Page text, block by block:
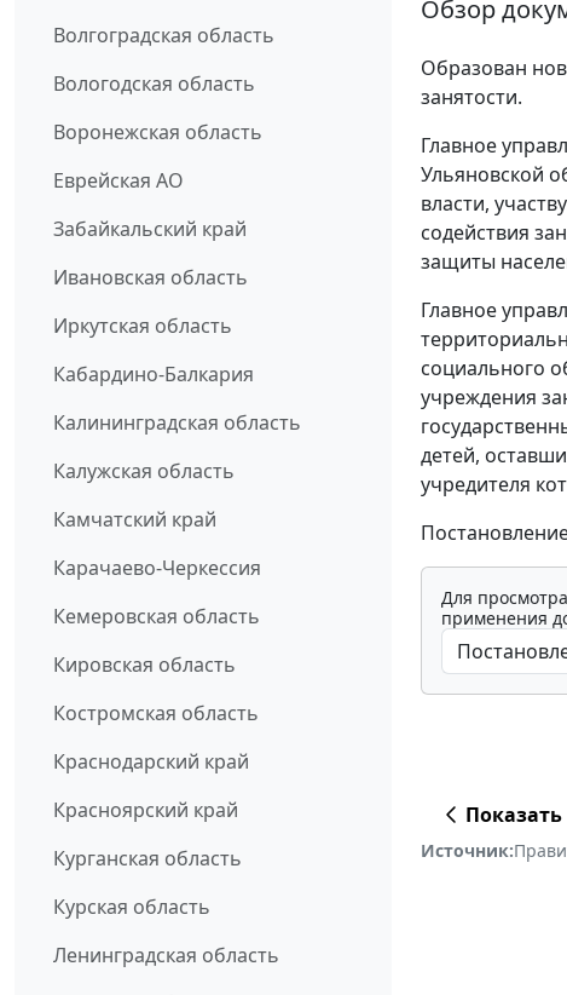
Волгоградская область
Вологодская область
Воронежская область
Еврейская АО
Забайкальский край
Ивановская область
Иркутская область
Кабардино-Балкария
Калининградская область
Калужская область
Камчатский край
Карачаево-Черкессия
Кемеровская область
Кировская область
Костромская область
Краснодарский край
Красноярский край
Курганская область
Курская область
Ленинградская область
Обзор
Образован
занятости.
Главное
Ульяновской
власти,
содействия
защиты
Главное
социального
учреждения
детей,
учредителя
Для
применения
Источник: